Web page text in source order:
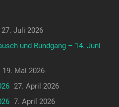
27. Juli 2026
und Rundgang – 14. Juni
19. Mai 2026
27. April 2026
7. April 2026